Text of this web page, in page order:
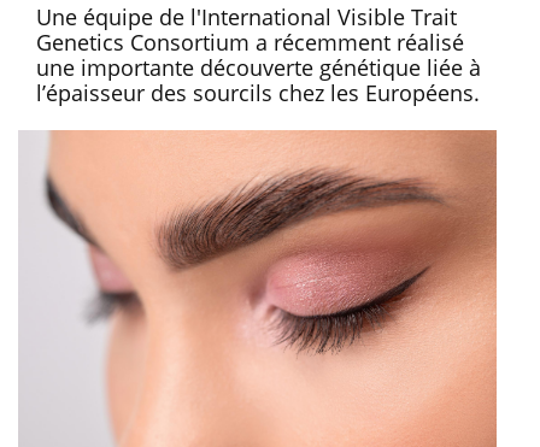
Une équipe de l'International Visible Trait
Genetics Consortium a récemment réalisé
une importante découverte génétique liée à
l’épaisseur des sourcils chez les Européens.